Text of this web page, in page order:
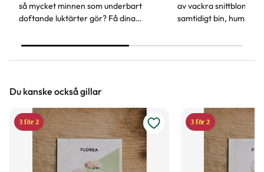
så mycket minnen som underbart
doftande luktärter gör? Få dina
här är experttipsen!
av vackra
samtidigt bin, humlor
Trädgårdsprofilen
Du kanske också gillar
3 för 2 3 för 2